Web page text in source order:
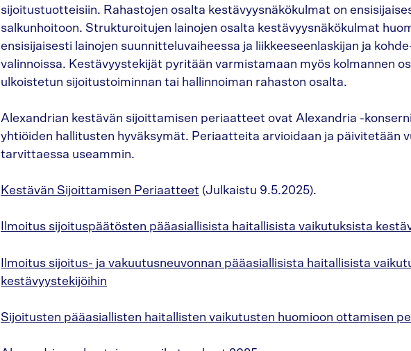
sijoitustuotteisiin. Rahastojen osalta kestävyysnäkökulmat on
salkunhoitoon. Strukturoitujen lainojen osalta kestävyysnäkökulmat
ensisijaisesti lainojen suunnitteluvaiheessa ja liikkeeseenlaskijan ja
valinnoissa. Kestävyystekijät pyritään varmistamaan myös kolmannen
ulkoistetun sijoitustoiminnan tai hallinnoiman rahaston osalta.
Alexandrian kestävän sijoittamisen periaatteet ovat Alexandria -
yhtiöiden hallitusten hyväksymät. Periaatteita arvioidaan ja päivitetään
tarvittaessa useammin.
Kestävän Sijoittamisen Periaatteet (Julkaistu 9.5.2025).
Ilmoitus sijoituspäätösten pääasiallisista haitallisista vaikutuksista
Ilmoitus sijoitus- ja vakuutusneuvonnan pääasiallisista haitallisista
kestävyystekijöihin
Sijoitusten pääasiallisten haitallisten vaikutusten huomioon ottamisen